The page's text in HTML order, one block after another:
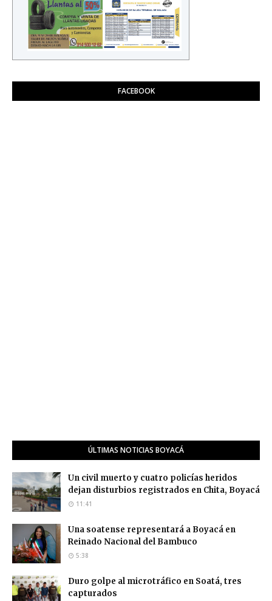
FACEBOOK
ÚLTIMAS NOTICIAS BOYACÁ
Un civil muerto y cuatro policías heridos
dejan disturbios registrados en Chita, Boyacá
11:41
Una soatense representará a Boyacá en
Reinado Nacional del Bambuco
5:38
Duro golpe al microtráfico en Soatá, tres
capturados